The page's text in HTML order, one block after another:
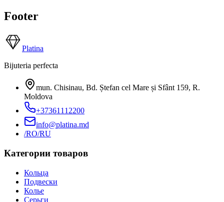
Footer
Platina
Bijuteria perfecta
mun. Chisinau, Bd. Ștefan cel Mare și Sfânt 159, R.
Moldova
+37361112200
info@platina.md
/RO/RU
Категории товаров
Кольца
Подвески
Колье
Серьги